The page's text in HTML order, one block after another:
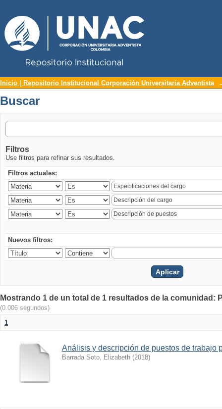
Buscar
Inicio | Repositorio Institucional Corporación Universitaria Adventista
Buscar
Filtros
Use filtros para refinar sus resultados.
Filtros actuales:
Nuevos filtros:
Mostrando 1 de un total de 1 resultados de la comunidad:
(0.006 segundos)
1
Análisis y descripción de puestos de trabajo
Barrada Soto, Elizabeth (2018)